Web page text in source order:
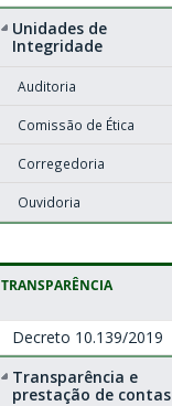
Unidades de
Integridade
Auditoria
Comissão de Ética
Corregedoria
Ouvidoria
TRANSPARÊNCIA
Decreto 10.139/2019
Transparência e
prestação de contas